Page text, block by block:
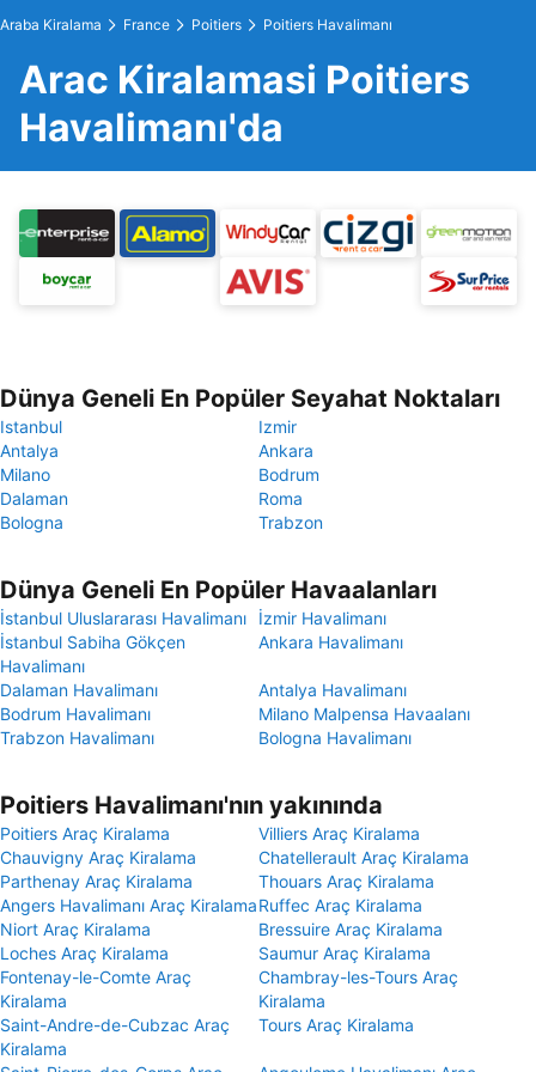
Araba Kiralama France Poitiers Poitiers Havalimanı
Arac Kiralamasi Poitiers
Havalimanı'da
Dünya Geneli En Popüler Seyahat Noktaları
Istanbul
Izmir
Antalya
Ankara
Milano
Bodrum
Dalaman
Roma
Bologna
Trabzon
Dünya Geneli En Popüler Havaalanları
İstanbul Uluslararası Havalimanı
İzmir Havalimanı
İstanbul Sabiha Gökçen
Havalimanı
Ankara Havalimanı
Dalaman Havalimanı
Antalya Havalimanı
Bodrum Havalimanı
Milano Malpensa Havaalanı
Trabzon Havalimanı
Bologna Havalimanı
Poitiers Havalimanı'nın yakınında
Poitiers Araç Kiralama
Villiers Araç Kiralama
Chauvigny Araç Kiralama
Chatellerault Araç Kiralama
Parthenay Araç Kiralama
Thouars Araç Kiralama
Angers Havalimanı Araç KiralamaRuffec Araç Kiralama
Niort Araç Kiralama
Bressuire Araç Kiralama
Loches Araç Kiralama
Saumur Araç Kiralama
Fontenay-le-Comte Araç
Kiralama
Chambray-les-Tours Araç
Kiralama
Saint-Andre-de-Cubzac Araç
Kiralama
Tours Araç Kiralama